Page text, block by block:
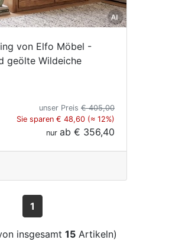
von Elfo Möbel -
geölte Wildeiche
unser Preis € 405,00
Sie sparen € 48,60 (≈ 12%)
nur ab € 356,40
1
insgesamt 15 Artikeln)